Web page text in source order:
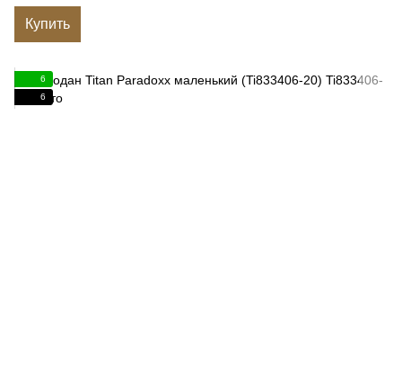
Купить
6
6